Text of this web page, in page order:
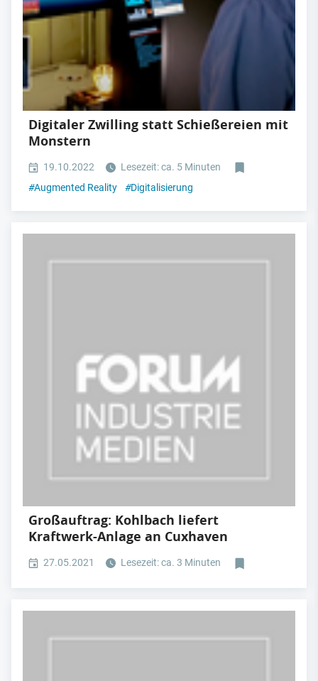
Digitaler Zwilling statt Schießereien mit
Monstern
19.10.2022
Lesezeit: ca. 5 Minuten
#Augmented Reality #Digitalisierung
Großauftrag: Kohlbach liefert
Kraftwerk-Anlage an Cuxhaven
27.05.2021 Lesezeit: ca. 3 Minuten